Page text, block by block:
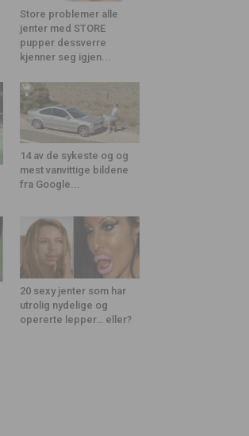
Store problemer alle
jenter med STORE
pupper dessverre
kjenner seg igjen...
14 av de sykeste og og
mest vanvittige bildene
fra Google...
20 sexy jenter som har
utrolig nydelige og
opererte lepper… eller?